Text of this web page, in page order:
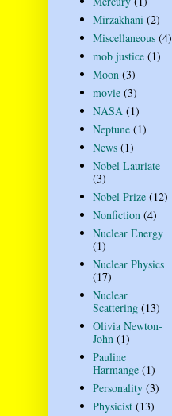
Mirzakhani (2)
Miscellaneous (4)
mob justice (1)
Moon (3)
movie (3)
NASA (1)
Neptune (1)
News (1)
Nobel Lauriate
(3)
Nobel Prize (12)
Nonfiction (4)
Nuclear Energy
(1)
Nuclear Physics
(17)
Nuclear
Scattering (13)
Olivia Newton-
John (1)
Pauline
Harmange (1)
Personality (3)
Physicist (13)